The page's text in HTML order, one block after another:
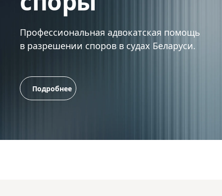
Профессиональная адвокатская помощь
в разрешении споров в судах Беларуси.
Подробнее